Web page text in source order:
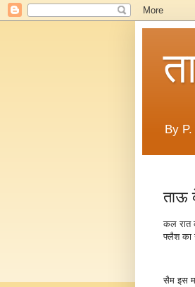
By
ताऊ
कल रात
फ्लैश का
सैम इस